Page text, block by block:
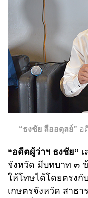
“ธงชัย ลืออดุลย์” อ
“อดีตผู้ว่าฯ ธงชัย”
จังหวัด มีบทบาท ๓
ให้โทษได้โดยตรงกั
เกษตรจังหวัด สาธ